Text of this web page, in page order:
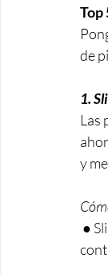
Top
de
1.
Las
y